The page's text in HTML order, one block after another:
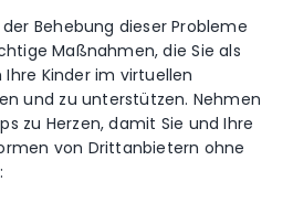
Behebung dieser Probleme
Maßnahmen, die Sie als
Kinder im virtuellen
und zu unterstützen. Nehmen
zu Herzen, damit Sie und Ihre
von Drittanbietern ohne